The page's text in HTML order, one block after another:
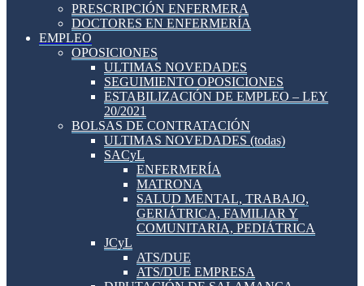
PRESCRIPCIÓN ENFERMERA
DOCTORES EN ENFERMERÍA
EMPLEO
OPOSICIONES
ULTIMAS NOVEDADES
SEGUIMIENTO OPOSICIONES
ESTABILIZACIÓN DE EMPLEO – LEY
20/2021
BOLSAS DE CONTRATACIÓN
ULTIMAS NOVEDADES (todas)
SACyL
ENFERMERÍA
MATRONA
SALUD MENTAL, TRABAJO,
GERIÁTRICA, FAMILIAR Y
COMUNITARIA, PEDIÁTRICA
JCyL
ATS/DUE
ATS/DUE EMPRESA